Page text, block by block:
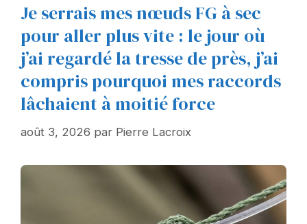
Je serrais mes nœuds FG à sec
pour aller plus vite : le jour où
j’ai regardé la tresse de près, j’ai
compris pourquoi mes raccords
lâchaient à moitié force
août 3, 2026 par Pierre Lacroix